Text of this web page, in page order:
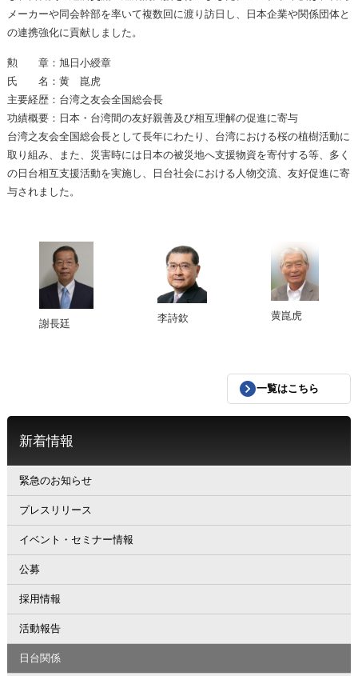
メーカーや同会幹部を率いて複数回に渡り訪日し、日本企業や関係団体と
の連携強化に貢献しました。
勲 章：旭日小綬章
氏 名：黄 崑虎
主要経歴：台湾之友会全国総会長
功績概要：日本・台湾間の友好親善及び相互理解の促進に寄与
台湾之友会全国総会長として長年にわたり、台湾における桜の植樹活動に
取り組み、また、災害時には日本の被災地へ支援物資を寄付する等、多く
の日台相互支援活動を実施し、日台社会における人物交流、友好促進に寄
与されました。
謝長廷
李詩欽 黄崑虎
一覧はこちら
新着情報
緊急のお知らせ
プレスリリース
イベント・セミナー情報
公募
採用情報
活動報告
日台関係